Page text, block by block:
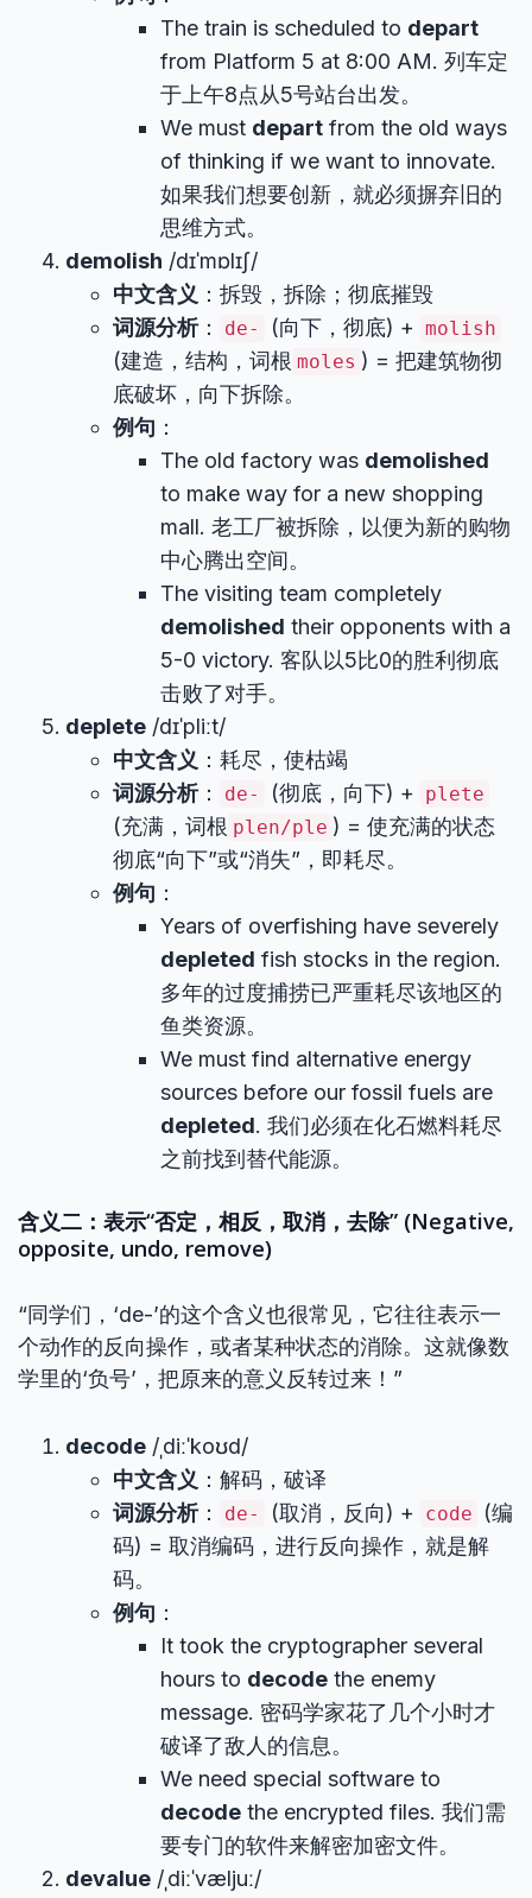
The train is scheduled to depart
from Platform 5 at 8:00 AM. 列车定
于上午8点从5号站台出发。
We must depart from the old ways
of thinking if we want to innovate.
如果我们想要创新，就必须摒弃旧的
思维方式。
demolish /dɪˈmɒlɪʃ/
中文含义 ：拆毁，拆除；彻底摧毁
词源分析： de- (向下，彻底) + molish
(建造，结构，词根 moles ) = 把建筑物彻
底破坏，向下拆除。
例句 ：
The old factory was demolished
to make way for a new shopping
mall. 老工厂被拆除，以便为新的购物
中心腾出空间。
The visiting team completely
demolished their opponents with a
5-0 victory. 客队以5比0的胜利彻底
击败了对手。
deplete /dɪˈpliːt/
中文含义 ：耗尽，使枯竭
词源分析： de- (彻底，向下) + plete
(充满，词根 plen/ple ) = 使充满的状态
彻底“向下”或“消失”，即耗尽。
例句 ：
Years of overfishing have severely
depleted fish stocks in the region.
多年的过度捕捞已严重耗尽该地区的
鱼类资源。
We must find alternative energy
sources before our fossil fuels are
depleted. 我们必须在化石燃料耗尽
之前找到替代能源。
含义二：表示“否定，相反，取消，去除” (Negative,
opposite, undo, remove)
“同学们，‘de-’的这个含义也很常见，它往往表示一
个动作的反向操作，或者某种状态的消除。这就像数
学里的‘负号’，把原来的意义反转过来！”
decode /ˌdiːˈkoʊd/
中文含义 ：解码，破译
词源分析： de- (取消，反向) + code
(编
码) = 取消编码，进行反向操作，就是解
码。
例句 ：
It took the cryptographer several
hours to decode the enemy
message. 密码学家花了几个小时才
破译了敌人的信息。
We need special software to
decode the encrypted files. 我们需
要专门的软件来解密加密文件。
devalue /ˌdiːˈvæljuː/